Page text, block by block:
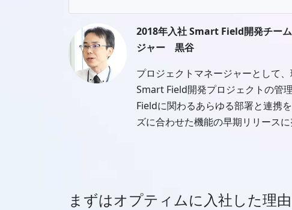
2018年入社 Smart Field開発チー
ジャー 黒谷
プロジェクトマネージャーとして
Smart Field開発プロジェクトの管
Fieldに関わるあらゆる部署と連携
ズに合わせた機能の早期リリースに
まずはオプティムに入社した理